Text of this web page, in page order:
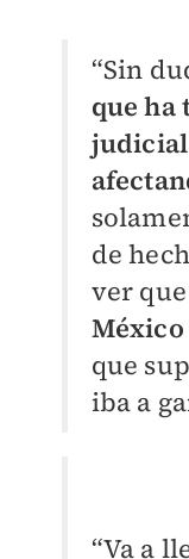
“Sin
que ha
judicial
de
ver
México
que
iba a
“Va a